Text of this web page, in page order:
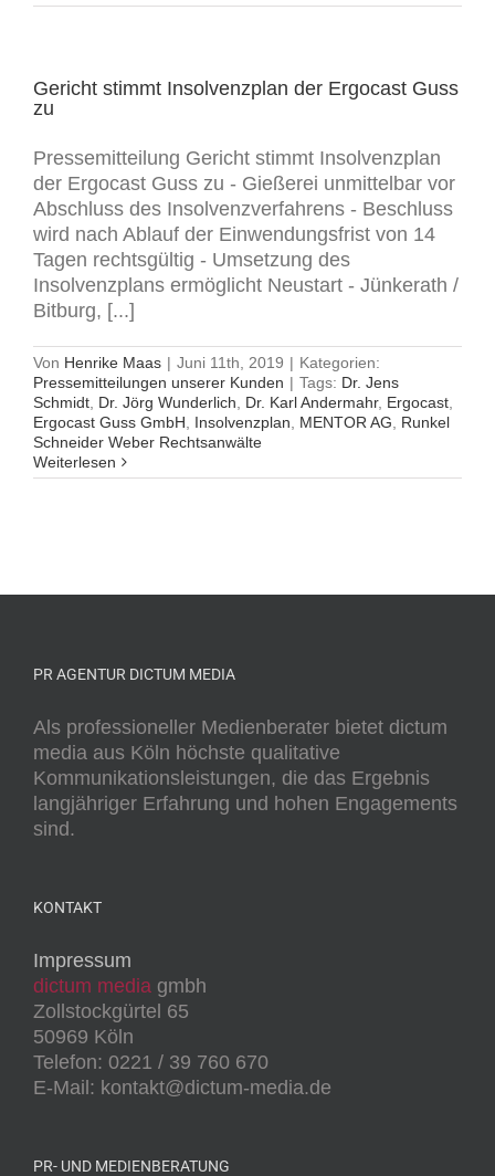
Gericht stimmt Insolvenzplan der Ergocast Guss
zu
Pressemitteilung Gericht stimmt Insolvenzplan
der Ergocast Guss zu - Gießerei unmittelbar vor
Abschluss des Insolvenzverfahrens - Beschluss
wird nach Ablauf der Einwendungsfrist von 14
Tagen rechtsgültig - Umsetzung des
Insolvenzplans ermöglicht Neustart - Jünkerath /
Bitburg, [...]
Von Henrike Maas | Juni 11th, 2019 | Kategorien:
Pressemitteilungen unserer Kunden | Tags: Dr. Jens
Schmidt Dr. Jörg Wunderlich Dr. Karl Andermahr, Ergocast
Ergocast Guss GmbH
Insolvenzplan MENTOR AG
Runkel
Schneider Weber Rechtsanwälte
Weiterlesen
PR AGENTUR DICTUM MEDIA
Als professioneller Medienberater bietet dictum
media aus Köln höchste qualitative
Kommunikationsleistungen, die das Ergebnis
langjähriger Erfahrung und hohen Engagements
sind.
KONTAKT
Impressum
dictum media gmbh
Zollstockgürtel 65
50969 Köln
Telefon: 0221 / 39 760 670
E-Mail: kontakt@dictum-media.de
PR- UND MEDIENBERATUNG